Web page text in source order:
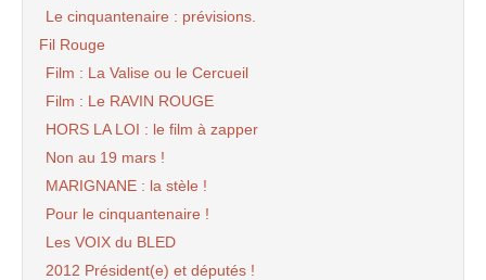
Le cinquantenaire : prévisions.
Fil Rouge
Film : La Valise ou le Cercueil
Film : Le RAVIN ROUGE
HORS LA LOI : le film à zapper
Non au 19 mars !
MARIGNANE : la stèle !
Pour le cinquantenaire !
Les VOIX du BLED
2012 Président(e) et députés !